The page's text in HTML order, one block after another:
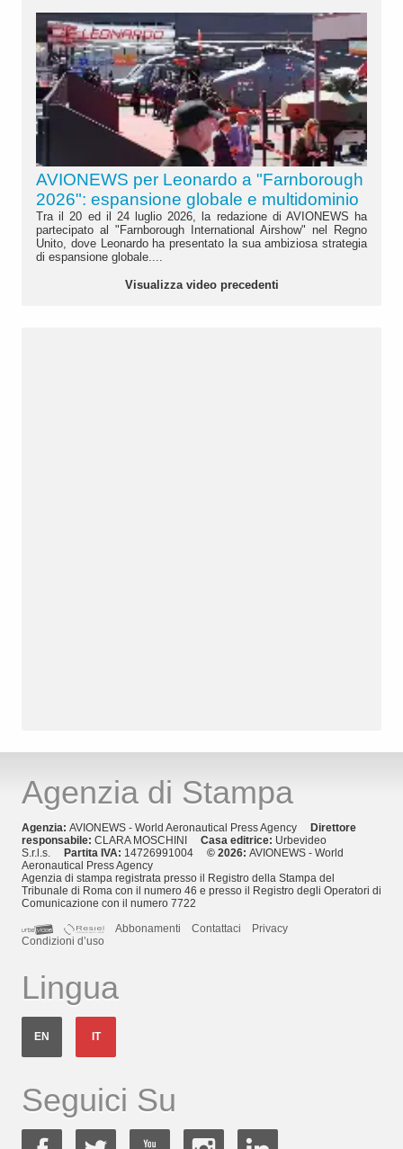
AVIONEWS per Leonardo a "Farnborough
2026": espansione globale e multidominio
Tra il 20 ed il 24 luglio 2026, la redazione di AVIONEWS ha
partecipato al "Farnborough International Airshow" nel Regno
Unito, dove Leonardo ha presentato la sua ambiziosa strategia
di espansione globale....
Visualizza video precedenti
Agenzia di Stampa
Agenzia: AVIONEWS - World Aeronautical Press Agency
Direttore
responsabile: CLARA MOSCHINI Casa editrice: Urbevideo
S.r.l.s.
Partita IVA: 14726991004 © 2026: AVIONEWS - World
Aeronautical Press Agency
Agenzia di stampa registrata presso il Registro della Stampa del
Tribunale di Roma con il numero 46 e presso il Registro degli Operatori di
Comunicazione con il numero 7722
Abbonamenti
Contattaci
Privacy
Condizioni d’uso
Lingua
EN IT
Seguici Su